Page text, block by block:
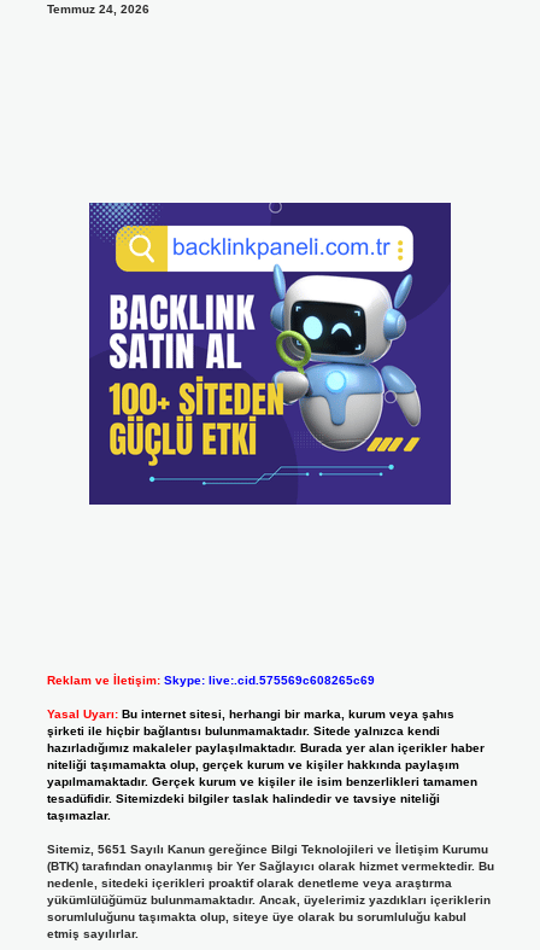
Temmuz 24, 2026
Reklam ve İletişim: Skype: live:.cid.575569c608265c69
Yasal Uyarı: Bu internet sitesi, herhangi bir marka, kurum veya şahıs
şirketi ile hiçbir bağlantısı bulunmamaktadır. Sitede yalnızca kendi
hazırladığımız makaleler paylaşılmaktadır. Burada yer alan içerikler haber
niteliği taşımamakta olup, gerçek kurum ve kişiler hakkında paylaşım
yapılmamaktadır. Gerçek kurum ve kişiler ile isim benzerlikleri tamamen
tesadüfidir. Sitemizdeki bilgiler taslak halindedir ve tavsiye niteliği
taşımazlar.
Sitemiz, 5651 Sayılı Kanun gereğince Bilgi Teknolojileri ve İletişim Kurumu
(BTK) tarafından onaylanmış bir Yer Sağlayıcı olarak hizmet vermektedir. Bu
nedenle, sitedeki içerikleri proaktif olarak denetleme veya araştırma
yükümlülüğümüz bulunmamaktadır. Ancak, üyelerimiz yazdıkları içeriklerin
sorumluluğunu taşımakta olup, siteye üye olarak bu sorumluluğu kabul
etmiş sayılırlar.